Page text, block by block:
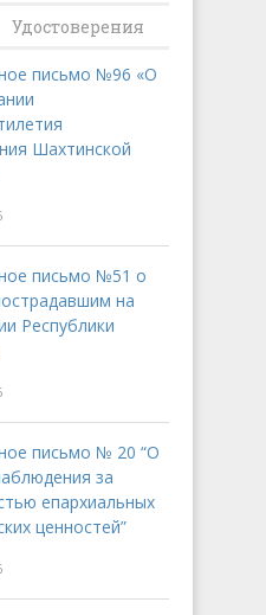
Удостоверения
письмо №96 «О
Шахтинской
письмо №51 о
на
Республики
письмо № 20 “О
за
епархиальных
ценностей”